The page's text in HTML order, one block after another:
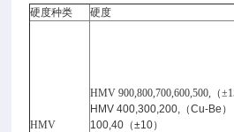
硬度种类 硬度
HMV
HMV 900,800,700,600,500, （
HMV 400,300,200,（Cu-Be）
100,40（±10）